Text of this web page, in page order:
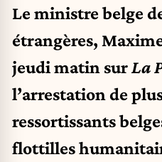
Le ministre belge
étrangères,
jeudi matin surLa
l’arrestation de
ressortissants
flottilles